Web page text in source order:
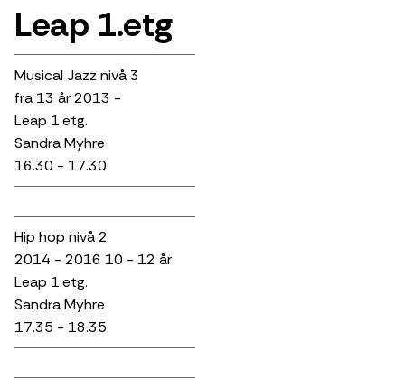
Leap 1.etg
Musical Jazz nivå 3
fra 13 år 2013 -
Leap 1.etg.
Sandra Myhre
16.30 - 17.30
Hip hop nivå 2
2014 - 2016 10 - 12 år
Leap 1.etg.
Sandra Myhre
17.35 - 18.35